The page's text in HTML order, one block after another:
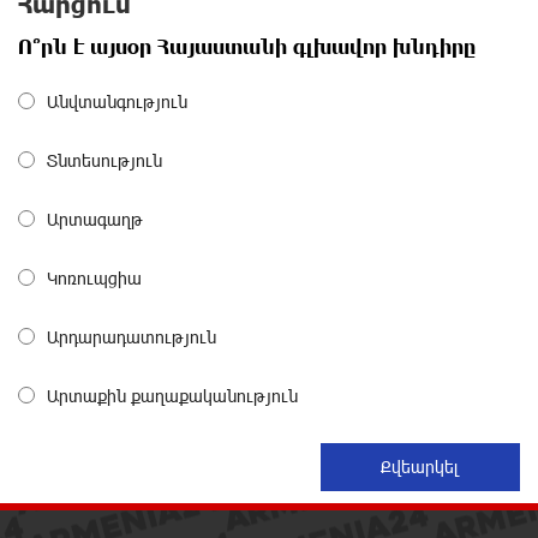
Վեհափառի հանդեպ տիտանական ապօրինություն
Արժանապատիվ դատավորը ինքնաբացարկ
կաթողիկոսին. Մարիաննա Ղահրամանյան
փորձելու մասին
եկեղեցու պաշտպանության առաջնագծում. մաս 3
3 ժամ առաջ
Ո՞րն է այսօր Հայաստանի գլխավոր խնդիրը
Անվտանգություն
Տնտեսություն
Արտագաղթ
Կոռուպցիա
Արդարադատություն
Արտաքին քաղաքականություն